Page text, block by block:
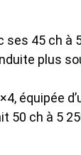
ses 45 ch à
plus
équipée
50 ch à 5